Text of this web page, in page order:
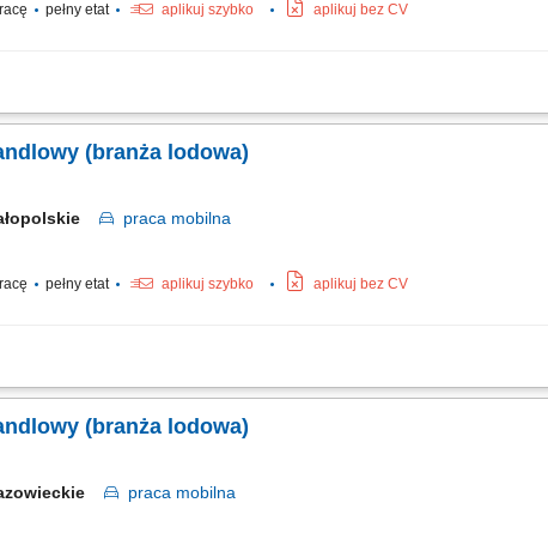
pełny etat aplikuj szybko aplikuj bez CV
partnerskich relacji z klientami B2B (cukiernie, lodziarnie). Aktywne
(branża lodowa)
praca mobilna
pełny etat aplikuj szybko aplikuj bez CV
partnerskich relacji z klientami B2B (cukiernie, lodziarnie). Aktywne
(branża lodowa)
praca mobilna